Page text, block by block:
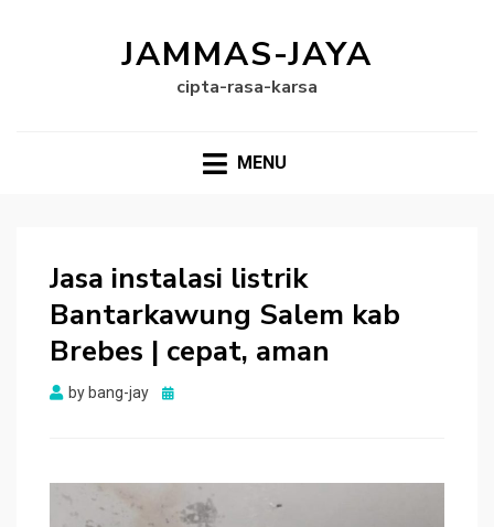
JAMMAS-JAYA
cipta-rasa-karsa
MENU
Jasa instalasi listrik
Bantarkawung Salem kab
Brebes | cepat, aman
by bang-jay
Posted